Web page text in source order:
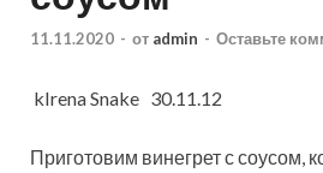
11.11.2020 - от admin - Оставьте
kIrena Snake 30.11.12
Приготовим винегрет с соусом,